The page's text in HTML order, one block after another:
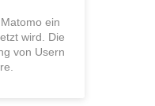
Matomo ein
wird. Die
von Usern